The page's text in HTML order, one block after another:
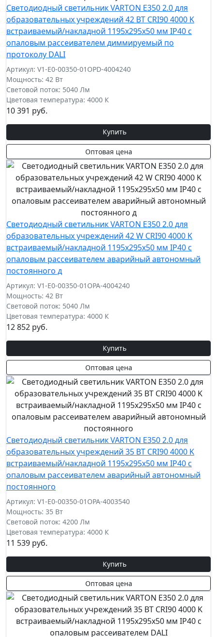
Светодиодный светильник VARTON E350 2.0 для
образовательных учреждений 42 ВТ CRI90 4000 K
встраиваемый/накладной 1195х295х50 мм IP40 с
опаловым рассеивателем диммируемый по
протоколу DALI
Артикул: V1-E0-00350-01OPD-4004240
Мощность: 42 Вт
Световой поток: 5040 Лм
Цветовая температура: 4000 К
10 391 руб.
Купить
Оптовая цена
Светодиодный светильник VARTON E350 2.0 для
образовательных учреждений 42 W CRI90 4000 K
встраиваемый/накладной 1195х295х50 мм IP40 с
опаловым рассеивателем аварийный автономный
постоянного д
Артикул: V1-E0-00350-01OPA-4004240
Мощность: 42 Вт
Световой поток: 5040 Лм
Цветовая температура: 4000 К
12 852 руб.
Купить
Оптовая цена
Светодиодный светильник VARTON E350 2.0 для
образовательных учреждений 35 ВТ CRI90 4000 K
встраиваемый/накладной 1195х295х50 мм IP40 с
опаловым рассеивателем аварийный автономный
постоянного
Артикул: V1-E0-00350-01OPA-4003540
Мощность: 35 Вт
Световой поток: 4200 Лм
Цветовая температура: 4000 К
11 539 руб.
Купить
Оптовая цена